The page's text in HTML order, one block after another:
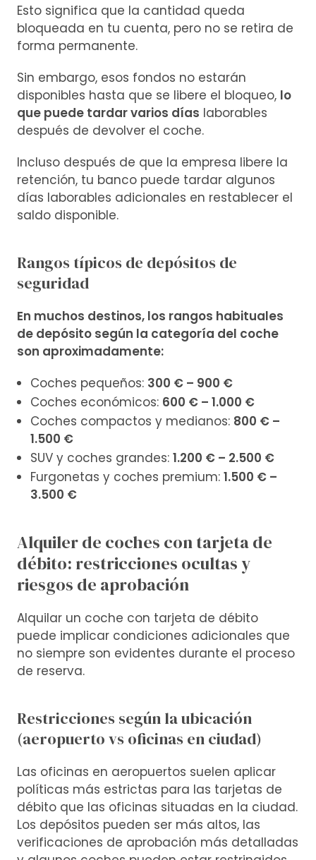
Esto significa que la cantidad queda
bloqueada en tu cuenta, pero no se retira de
forma permanente.
Sin embargo, esos fondos no estarán
disponibles hasta que se libere el bloqueo, lo
que puede tardar varios días laborables
después de devolver el coche.
Incluso después de que la empresa libere la
retención, tu banco puede tardar algunos
días laborables adicionales en restablecer el
saldo disponible.
Rangos típicos de depósitos de
seguridad
En muchos destinos, los rangos habituales
de depósito según la categoría del coche
son aproximadamente:
Coches pequeños: 300 € – 900 €
Coches económicos: 600 € – 1.000 €
Coches compactos y medianos: 800 € –
1.500 €
SUV y coches grandes:1.200 € – 2.500 €
Furgonetas y coches premium:1.500 € –
3.500 €
Alquiler de coches con tarjeta de
débito: restricciones ocultas y
riesgos de aprobación
Alquilar un coche con tarjeta de débito
puede implicar condiciones adicionales que
no siempre son evidentes durante el proceso
de reserva.
Restricciones según la ubicación
(aeropuerto vs oficinas en ciudad)
Las oficinas en aeropuertos suelen aplicar
políticas más estrictas para las tarjetas de
débito que las oficinas situadas en la ciudad.
Los depósitos pueden ser más altos, las
verificaciones de aprobación más detalladas